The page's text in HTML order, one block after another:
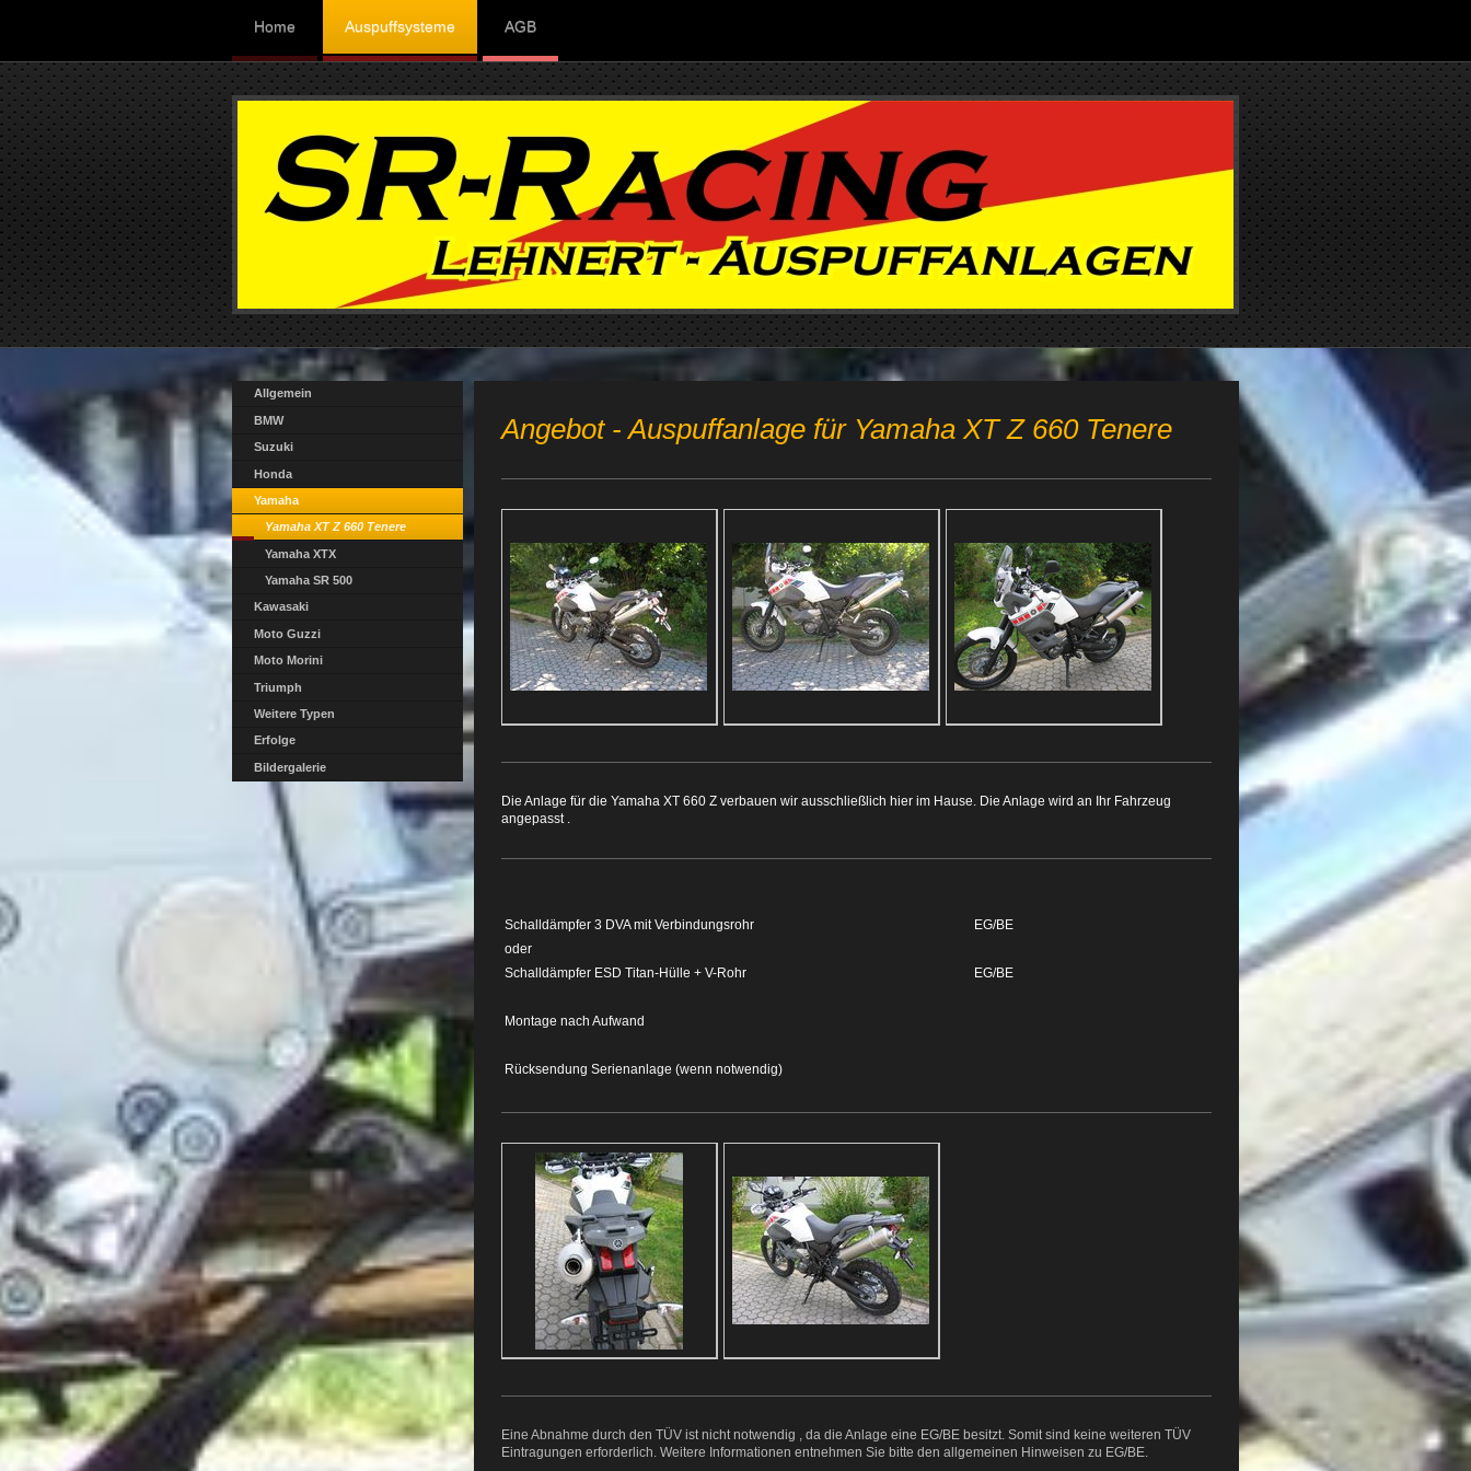
Home Auspuffsysteme AGB
Allgemein
BMW
Suzuki
Honda
Yamaha
Yamaha XT Z 660 Tenere
Yamaha XTX
Yamaha SR 500
Kawasaki
Moto Guzzi
Moto Morini
Triumph
Weitere Typen
Erfolge
Bildergalerie
Angebot - Auspuffanlage für Yamaha XT Z 660 Tenere
Die Anlage für die Yamaha XT 660 Z verbauen wir ausschließlich hier im Hause. Die Anlage wird an Ihr Fahrzeug
angepasst .
Schalldämpfer 3 DVA mit Verbindungsrohr
EG/BE
oder
Schalldämpfer ESD Titan-Hülle + V-Rohr
EG/BE
Montage nach Aufwand
Rücksendung Serienanlage (wenn notwendig)
Eine Abnahme durch den TÜV ist nicht notwendig , da die Anlage eine EG/BE besitzt. Somit sind keine weiteren TÜV
Eintragungen erforderlich. Weitere Informationen entnehmen Sie bitte den allgemeinen Hinweisen zu EG/BE.